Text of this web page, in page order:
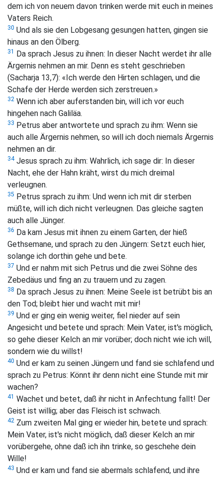
dem ich von neuem davon trinken werde mit euch in meines
Vaters Reich.
30 Und als sie den Lobgesang gesungen hatten, gingen sie
hinaus an den Ölberg.
31 Da sprach Jesus zu ihnen: In dieser Nacht werdet ihr alle
Ärgernis nehmen an mir. Denn es steht geschrieben
(Sacharja 13,7): «Ich werde den Hirten schlagen, und die
Schafe der Herde werden sich zerstreuen.»
32 Wenn ich aber auferstanden bin, will ich vor euch
hingehen nach Galiläa.
33 Petrus aber antwortete und sprach zu ihm: Wenn sie
auch alle Ärgernis nehmen, so will ich doch niemals Ärgernis
nehmen an dir.
34Jesus sprach zu ihm: Wahrlich, ich sage dir: In dieser
Nacht, ehe der Hahn kräht, wirst du mich dreimal
verleugnen.
35 Petrus sprach zu ihm: Und wenn ich mit dir sterben
müßte, will ich dich nicht verleugnen. Das gleiche sagten
auch alle Jünger.
36 Da kam Jesus mit ihnen zu einem Garten, der hieß
Gethsemane, und sprach zu den Jüngern: Setzt euch hier,
solange ich dorthin gehe und bete.
37 Und er nahm mit sich Petrus und die zwei Söhne des
Zebedäus und fing an zu trauern und zu zagen.
38 Da sprach Jesus zu ihnen: Meine Seele ist betrübt bis an
den Tod; bleibt hier und wacht mit mir!
39 Und er ging ein wenig weiter, fiel nieder auf sein
Angesicht und betete und sprach: Mein Vater, ist's möglich,
so gehe dieser Kelch an mir vorüber; doch nicht wie ich will,
sondern wie du willst!
40 Und er kam zu seinen Jüngern und fand sie schlafend und
sprach zu Petrus: Könnt ihr denn nicht eine Stunde mit mir
wachen?
41 Wachet und betet, daß ihr nicht in Anfechtung fallt! Der
Geist ist willig; aber das Fleisch ist schwach.
42 Zum zweiten Mal ging er wieder hin, betete und sprach:
Mein Vater, ist's nicht möglich, daß dieser Kelch an mir
vorübergehe, ohne daß ich ihn trinke, so geschehe dein
Wille!
43 Und er kam und fand sie abermals schlafend, und ihre